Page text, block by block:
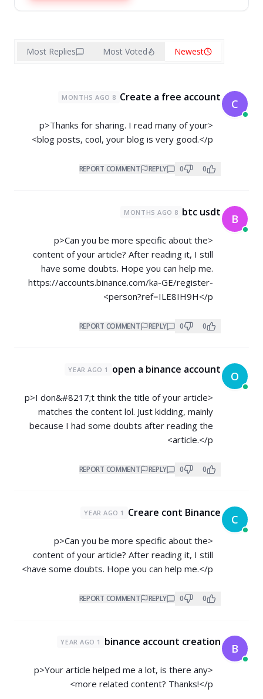
Newest
Most Voted
Most Replies
C
Create a free account
8 MONTHS AGO
<p>Thanks for sharing. I read many of your
blog posts, cool, your blog is very good.</p>
0
0
REPLY
REPORT COMMENT
B
btc usdt
8 MONTHS AGO
<p>Can you be more specific about the
content of your article? After reading it, I still
have some doubts. Hope you can help me.
https://accounts.binance.com/ka-GE/register-
person?ref=ILE8IH9H</p>
0
0
REPLY
REPORT COMMENT
O
open a binance account
1 YEAR AGO
<p>I don&#8217;t think the title of your article
matches the content lol. Just kidding, mainly
because I had some doubts after reading the
article.</p>
0
0
REPLY
REPORT COMMENT
C
Creare cont Binance
1 YEAR AGO
<p>Can you be more specific about the
content of your article? After reading it, I still
have some doubts. Hope you can help me.</p>
0
0
REPLY
REPORT COMMENT
B
binance account creation
1 YEAR AGO
<p>Your article helped me a lot, is there any
more related content? Thanks!</p>